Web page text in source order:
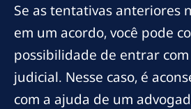
Se as tentativas anteriores
em um acordo, você pode
possibilidade de entrar
judicial. Nesse caso, é
com a ajuda de um